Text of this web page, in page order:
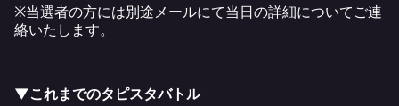
※当選者の方には別途メールにて当日の詳細についてご連
絡いたします。
▼これまでのタピスタバトル